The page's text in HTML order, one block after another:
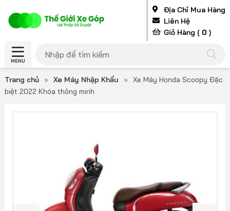
Địa Chỉ Mua Hàng
Liên Hệ
Giỏ Hàng ( 0 )
MENU
Trang chủ » Xe Máy Nhập Khẩu » Xe Máy Honda Scoopy Đặc
biệt 2022 Khóa thông minh